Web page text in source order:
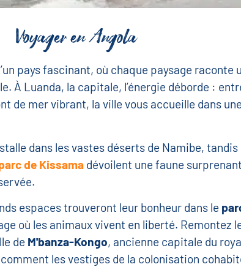
Voyager en Angola
pays fascinant, où chaque paysage raconte
À Luanda, la capitale, l’énergie déborde :
de mer vibrant, la ville vous accueille dans une
dans les vastes déserts de Namibe, tandis
de Kissamadévoilent une faune
espaces trouveront leur bonheur dans le
où les animaux vivent en liberté. Remontez
de M'banza-Kongo, ancienne capitale du
les vestiges de la colonisation